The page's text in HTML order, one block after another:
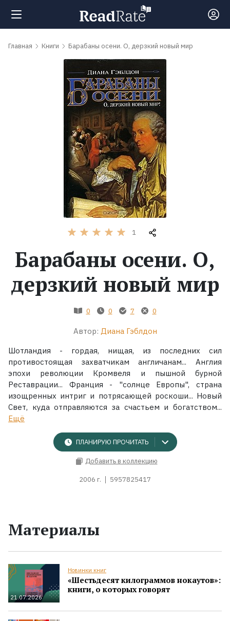
Поиск
Жанры
Серии
Экранизации
Главная Книги Барабаны осени. О, дерзкий новый мир
1
Барабаны осени. О,
дерзкий новый мир
0 0 7 0
Автор: Диана Гэблдон
Шотландия - гордая, нищая, из последних сил
противостоящая захватчикам англичанам... Англия
эпохи революции Кромвеля и пышной бурной
Реставрации... Франция - "солнце Европы", страна
изощренных интриг и потрясающей роскоши... Новый
Свет, куда отправляются за счастьем и богатством...
Ещё
ПЛАНИРУЮ ПРОЧИТАТЬ
Добавить в коллекцию
2006 г. 5957825417
Материалы
21.07.2026
Новинки книг
«Шестьдесят килограммов нокаутов»:
книги, о которых говорят